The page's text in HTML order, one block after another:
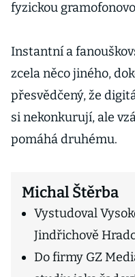
fyzickou
Instantní a
zcela něco jiného,
přesvědčený, že
si nekonkurují, ale
pomáhá druhému.
Michal Štěrba
Vystudoval
Jindřichově
Do firmy GZ